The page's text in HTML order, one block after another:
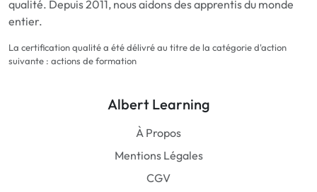
qualité. Depuis 2011, nous aidons des apprentis du monde
entier.
La certification qualité a été délivré au titre de la catégorie d'action
suivante : actions de formation
Albert Learning
À Propos
Mentions Légales
CGV